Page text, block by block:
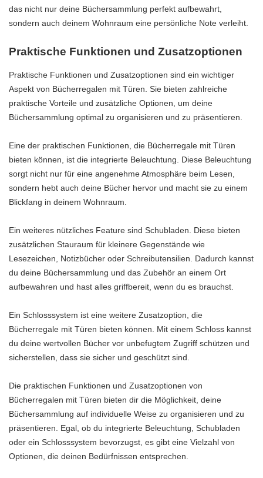
das nicht nur deine Büchersammlung perfekt aufbewahrt,
sondern auch deinem Wohnraum eine persönliche Note verleiht.
Praktische Funktionen und Zusatzoptionen
Praktische Funktionen und Zusatzoptionen sind ein wichtiger
Aspekt von Bücherregalen mit Türen. Sie bieten zahlreiche
praktische Vorteile und zusätzliche Optionen, um deine
Büchersammlung optimal zu organisieren und zu präsentieren.
Eine der praktischen Funktionen, die Bücherregale mit Türen
bieten können, ist die integrierte Beleuchtung. Diese Beleuchtung
sorgt nicht nur für eine angenehme Atmosphäre beim Lesen,
sondern hebt auch deine Bücher hervor und macht sie zu einem
Blickfang in deinem Wohnraum.
Ein weiteres nützliches Feature sind Schubladen. Diese bieten
zusätzlichen Stauraum für kleinere Gegenstände wie
Lesezeichen, Notizbücher oder Schreibutensilien. Dadurch kannst
du deine Büchersammlung und das Zubehör an einem Ort
aufbewahren und hast alles griffbereit, wenn du es brauchst.
Ein Schlosssystem ist eine weitere Zusatzoption, die
Bücherregale mit Türen bieten können. Mit einem Schloss kannst
du deine wertvollen Bücher vor unbefugtem Zugriff schützen und
sicherstellen, dass sie sicher und geschützt sind.
Die praktischen Funktionen und Zusatzoptionen von
Bücherregalen mit Türen bieten dir die Möglichkeit, deine
Büchersammlung auf individuelle Weise zu organisieren und zu
präsentieren. Egal, ob du integrierte Beleuchtung, Schubladen
oder ein Schlosssystem bevorzugst, es gibt eine Vielzahl von
Optionen, die deinen Bedürfnissen entsprechen.